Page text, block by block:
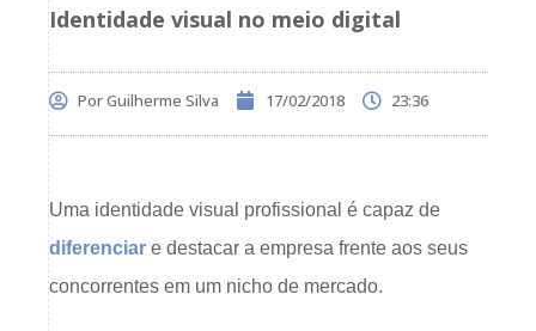
Identidade visual no meio digital
PorGuilherme Silva 17/02/2018 23:36
Uma identidade visual profissional é capaz de
diferenciar e destacar a empresa frente aos seus
concorrentes em um nicho de mercado.